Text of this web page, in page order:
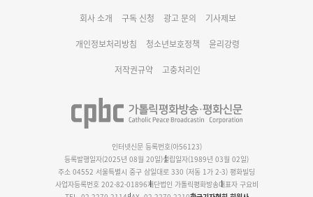
명동 미디어큐브 & 1898 미디어월 공모전 수상작 발표
회사 소개 구독 신청 광고 문의 기사제보
개인정보처리방침 청소년보호정책 윤리강령
저작권규약 고충처리인
인터넷신문 등록번호(아56123)
등록발행일자(2025년 08월 20일)설립일자(1989년 03월 02일)
주소 04552 서울특별시 중구 삼일대로 330 (저동 1가 2-3) 평화빌딩
사업자등록번호 202-82-01896재단법인 가톨릭평화방송대표자 구요비